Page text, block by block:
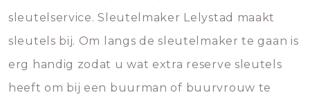
sleutelservice. Sleutelmaker Lelystad maakt
sleutels bij. Om langs de sleutelmaker te gaan is
erg handig zodat u wat extra reserve sleutels
heeft om bij een buurman of buurvrouw te